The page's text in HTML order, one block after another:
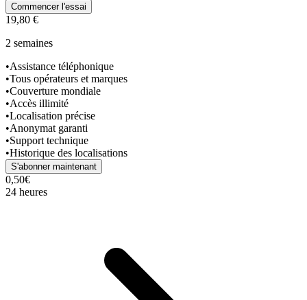
Commencer l'essai
19,80 €
2 semaines
•Assistance téléphonique
•Tous opérateurs et marques
•Couverture mondiale
•Accès illimité
•Localisation précise
•Anonymat garanti
•Support technique
•Historique des localisations
S'abonner maintenant
0,50€
24 heures